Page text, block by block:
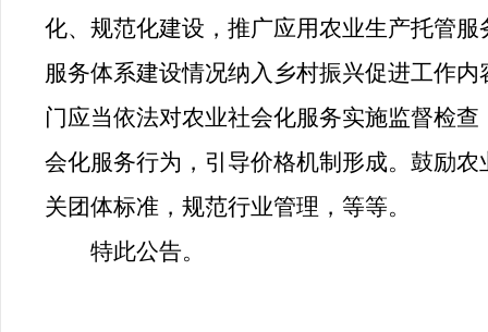
化、规范化建设，推广应用农业生产托管
服务体系建设情况纳入乡村振兴促进工作
门应当依法对农业社会化服务实施监督检
会化服务行为，引导价格机制形成。鼓励
关团体标准，规范行业管理，等等。
特此公告。